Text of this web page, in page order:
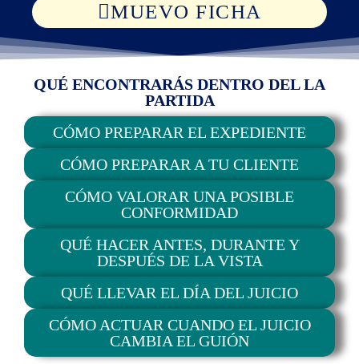
MUEVO FICHA
QUÉ ENCONTRARÁS DENTRO DEL LA
PARTIDA
CÓMO PREPARAR EL EXPEDIENTE
CÓMO PREPARAR A TU CLIENTE
CÓMO VALORAR UNA POSIBLE
CONFORMIDAD
QUÉ HACER ANTES, DURANTE Y
DESPUÉS DE LA VISTA
QUÉ LLEVAR EL DÍA DEL JUICIO
CÓMO ACTUAR CUANDO EL JUICIO
CAMBIA EL GUIÓN